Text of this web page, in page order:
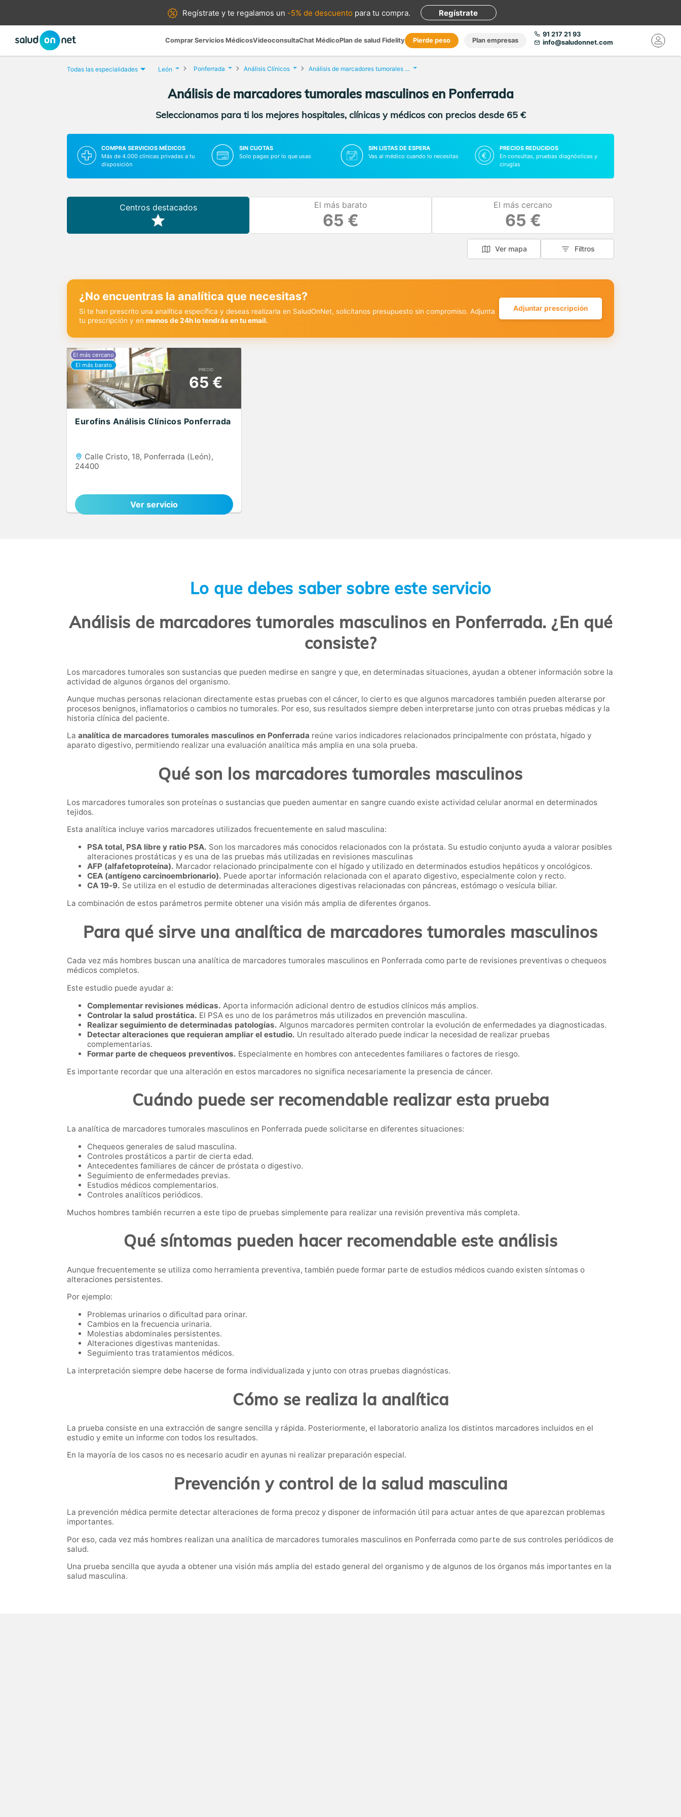
Regístrate yte regalamos un -5% de descuento para tu compra. Regístrate
Comprar Servicios MédicosVideoconsultaChat MédicoPlan de salud Fidelity Pierde peso Plan empresas
91 217 21 93
info@saludonnet.com
Todas las especialidades León Ponferrada Análisis Clínicos Análisis de marcadores tumorales masculinos
Análisis de marcadores tumorales masculinos en Ponferrada
Seleccionamos para ti los mejores hospitales, clínicas y médicos con precios desde 65 €
COMPRA SERVICIOS MÉDICOS
Más de 4.000 clínicas privadas a tu
disposición
SIN CUOTAS
Solo pagas por lo que usas
SIN LISTAS DE ESPERA
Vas al médico cuando lo necesitas
PRECIOS REDUCIDOS
En consultas, pruebas diagnósticas y
cirugías
Centros destacados El más barato
65 €
El más cercano
65 €
Ver mapa Filtros
¿No encuentras la analítica que necesitas?
Si te han prescrito una analítica específica y deseas realizarla en SaludOnNet, solicítanos presupuesto sin compromiso. Adjunta
tu prescripción y en menos de 24h lo tendrás en tu email.
Adjuntar prescripción
PRECIO
65 €
Eurofins Análisis Clínicos Ponferrada
Calle Cristo, 18, Ponferrada (León),
24400
Ver servicio
Lo que debes saber sobre este servicio
Análisis de marcadores tumorales masculinos en Ponferrada. ¿En qué
consiste?
Los marcadores tumorales son sustancias que pueden medirse en sangre y que, en determinadas situaciones, ayudan a obtener información sobre la
actividad de algunos órganos del organismo.
Aunque muchas personas relacionan directamente estas pruebas con el cáncer, lo cierto es que algunos marcadores también pueden alterarse por
procesos benignos, inflamatorios o cambios no tumorales. Por eso, sus resultados siempre deben interpretarse junto con otras pruebas médicas y la
historia clínica del paciente.
La analítica de marcadores tumorales masculinos en Ponferrada reúne varios indicadores relacionados principalmente con próstata, hígado y
aparato digestivo, permitiendo realizar una evaluación analítica más amplia en una sola prueba.
Qué son los marcadores tumorales masculinos
Los marcadores tumorales son proteínas o sustancias que pueden aumentar en sangre cuando existe actividad celular anormal en determinados
tejidos.
Esta analítica incluye varios marcadores utilizados frecuentemente en salud masculina:
PSA total, PSA libre y ratio PSA. Son los marcadores más conocidos relacionados con la próstata. Su estudio conjunto ayuda a valorar posibles
alteraciones prostáticas y es una de las pruebas más utilizadas en revisiones masculinas
AFP (alfafetoproteína). Marcador relacionado principalmente con el hígado y utilizado en determinados estudios hepáticos y oncológicos.
CEA (antígeno carcinoembrionario). Puede aportar información relacionada con el aparato digestivo, especialmente colon y recto.
CA 19-9. Se utiliza en el estudio de determinadas alteraciones digestivas relacionadas con páncreas, estómago o vesícula biliar.
La combinación de estos parámetros permite obtener una visión más amplia de diferentes órganos.
Para qué sirve una analítica de marcadores tumorales masculinos
Cada vez más hombres buscan una analítica de marcadores tumorales masculinos en Ponferrada como parte de revisiones preventivas o chequeos
médicos completos.
Este estudio puede ayudar a:
Complementar revisiones médicas. Aporta información adicional dentro de estudios clínicos más amplios.
Controlar la salud prostática. El PSA es uno de los parámetros más utilizados en prevención masculina.
Realizar seguimiento de determinadas patologías. Algunos marcadores permiten controlar la evolución de enfermedades ya diagnosticadas.
Detectar alteraciones que requieran ampliar el estudio. Un resultado alterado puede indicar la necesidad de realizar pruebas
complementarias.
Formar parte de chequeos preventivos. Especialmente en hombres con antecedentes familiares o factores de riesgo.
Es importante recordar que una alteración en estos marcadores no significa necesariamente la presencia de cáncer.
Cuándo puede ser recomendable realizar esta prueba
La analítica de marcadores tumorales masculinos en Ponferrada puede solicitarse en diferentes situaciones:
Chequeos generales de salud masculina.
Controles prostáticos a partir de cierta edad.
Antecedentes familiares de cáncer de próstata o digestivo.
Seguimiento de enfermedades previas.
Estudios médicos complementarios.
Controles analíticos periódicos.
Muchos hombres también recurren a este tipo de pruebas simplemente para realizar una revisión preventiva más completa.
Qué síntomas pueden hacer recomendable este análisis
Aunque frecuentemente se utiliza como herramienta preventiva, también puede formar parte de estudios médicos cuando existen síntomas o
alteraciones persistentes.
Por ejemplo:
Problemas urinarios o dificultad para orinar.
Cambios en la frecuencia urinaria.
Molestias abdominales persistentes.
Alteraciones digestivas mantenidas.
Seguimiento tras tratamientos médicos.
La interpretación siempre debe hacerse de forma individualizada y junto con otras pruebas diagnósticas.
Cómo se realiza la analítica
La prueba consiste en una extracción de sangre sencilla y rápida. Posteriormente, el laboratorio analiza los distintos marcadores incluidos en el
estudio y emite un informe con todos los resultados.
En la mayoría de los casos no es necesario acudir en ayunas ni realizar preparación especial.
Prevención y control de la salud masculina
La prevención médica permite detectar alteraciones de forma precoz y disponer de información útil para actuar antes de que aparezcan problemas
importantes.
Por eso, cada vez más hombres realizan una analítica de marcadores tumorales masculinos en Ponferrada como parte de sus controles periódicos de
salud.
Una prueba sencilla que ayuda a obtener una visión más amplia del estado general del organismo y de algunos de los órganos más importantes en la
salud masculina.